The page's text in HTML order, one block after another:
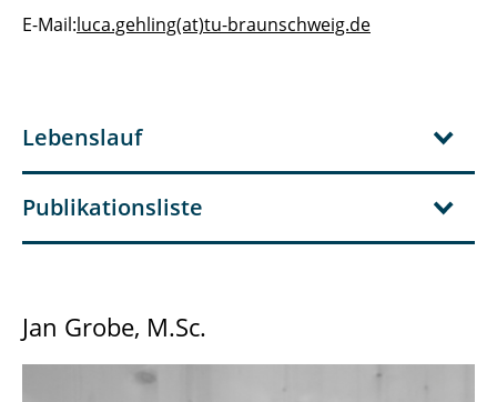
E-Mail:luca.gehling(at)tu-braunschweig.de
Lebenslauf
Publikationsliste
Jan Grobe, M.Sc.